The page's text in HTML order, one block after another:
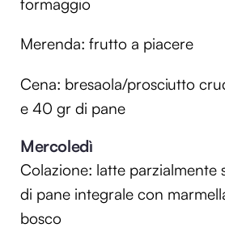
formaggio
Merenda: frutto a piacere
Cena: bresaola/prosciutto
e 40 gr di pane
Mercoledì
Colazione: latte parzialmente
di pane integrale con
bosco